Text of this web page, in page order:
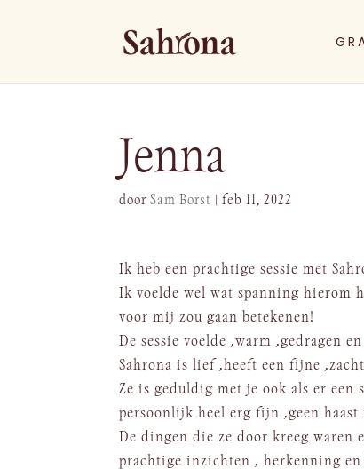
Jenna
doorSam Borst |feb 11, 2022
Ik heb een prachtige sessie met
Ik voelde wel wat spanning hierom
voor mij zou gaan betekenen!
De sessie voelde ,warm ,gedragen
Sahrona is lief ,heeft een fijne
Ze is geduldig met je ook als er
persoonlijk heel erg fijn ,geen
De dingen die ze door kreeg
prachtige inzichten , herkenning en